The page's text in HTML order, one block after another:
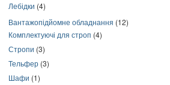
Лебідки (4)
Вантажопідйомне обладнання (12)
Комплектуючі для строп (4)
Стропи (3)
Тельфер (3)
Шафи (1)